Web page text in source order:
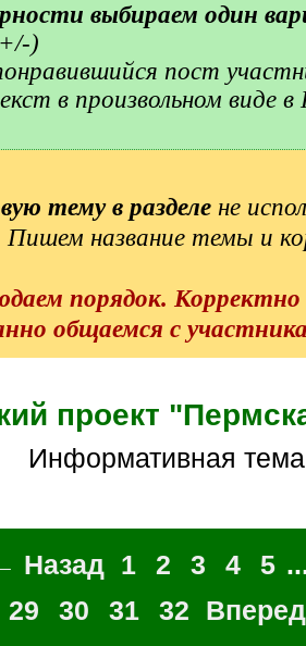
выбираем один
)
пост
в произвольном виде
тему в разделе не
Пишем название темы и
порядок.
общаемся с
проект
Информативная тема
Назад 1 2 3 4 5
29 30 31 32